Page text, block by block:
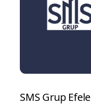
SMS Grup